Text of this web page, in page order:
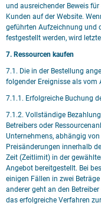
und ausreichender Beweis
Kunden auf der Website.
geführten Aufzeichnung und
festgestellt werden, wird
7. Ressourcen kaufen
7.1. Die in der Bestellung
folgender Ereignisse als vom
7.1.1. Erfolgreiche Buchung
7.1.2. Vollständige
Betreibers oder
Unternehmens, abhängig
Preisänderungen innerhalb
Zeit (Zeitlimit) in der
Angebot bereitgestellt. Bei
einigen Fällen in zwei
anderer geht an den
das erfolgreiche Verfahren